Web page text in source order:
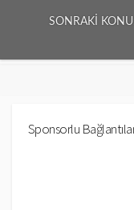
SONRAKI
Sponsorlu